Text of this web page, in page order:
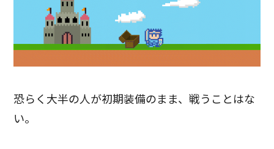
恐らく大半の人が初期装備のまま、戦うことはな
い。